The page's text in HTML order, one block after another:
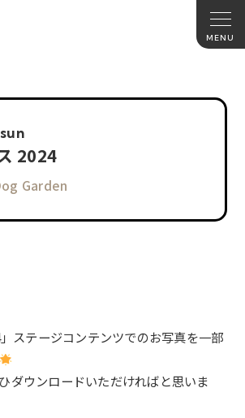
sun
2024
Garden
」ステージコンテンツでのお写真を一部
ダウンロードいただければと思いま